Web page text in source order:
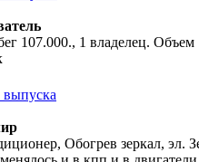
107.000., 1 владелец.
Обогрев зеркал, эл.